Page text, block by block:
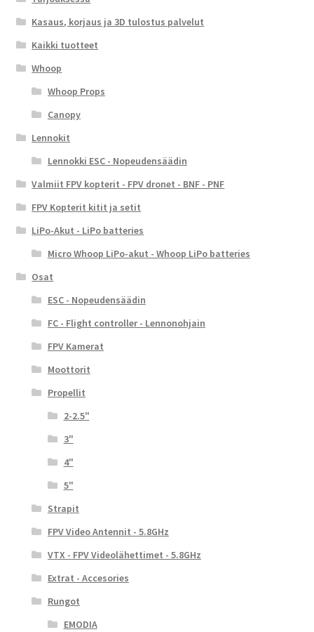
Kasaus, korjaus ja 3D tulostus palvelut
Kaikki tuotteet
Whoop
Whoop Props
Canopy
Lennokit
Lennokki ESC - Nopeudensäädin
Valmiit FPV kopterit - FPV dronet - BNF - PNF
FPV Kopterit kitit ja setit
LiPo-Akut - LiPo batteries
Micro Whoop LiPo-akut - Whoop LiPo batteries
Osat
ESC - Nopeudensäädin
FC - Flight controller - Lennonohjain
FPV Kamerat
Moottorit
Propellit
2-2.5"
3"
4"
5"
Strapit
FPV Video Antennit - 5.8GHz
VTX - FPV Videolähettimet - 5.8GHz
Extrat - Accesories
Rungot
EMODIA